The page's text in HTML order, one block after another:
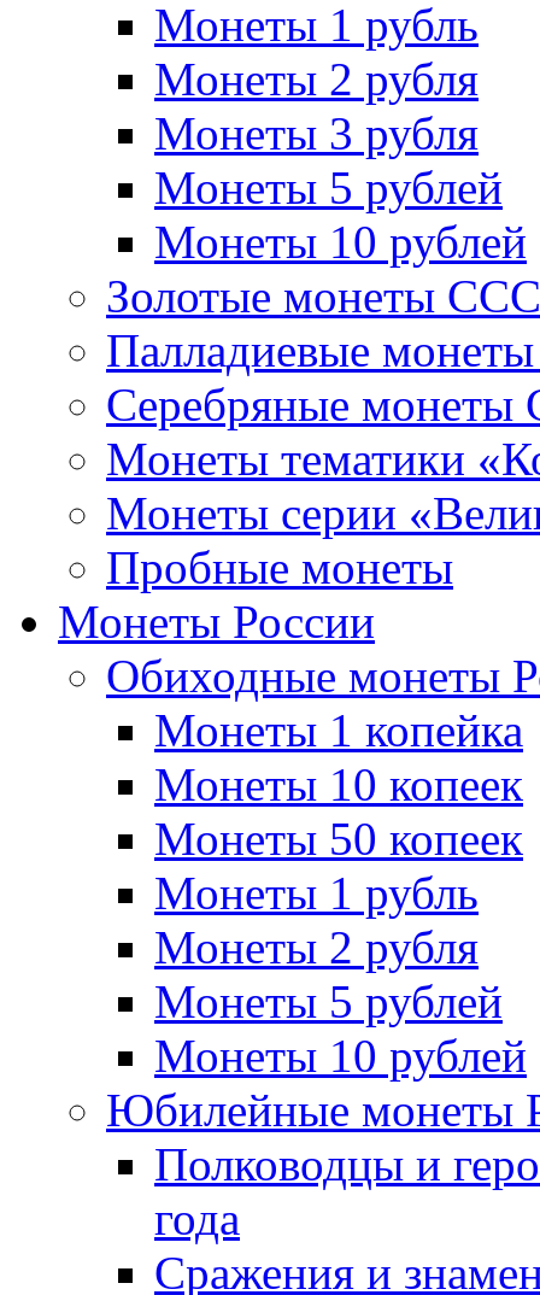
Монеты 1 рубль
Монеты 2 рубля
Монеты 3 рубля
Монеты 5 рублей
Монеты 10 рублей
Золотые монеты
Палладиевые
Серебряные монеты
Монеты тематики
Монеты серии
Пробные монеты
Монеты России
Обиходные монеты
Монеты 1 копейка
Монеты 10 копеек
Монеты 50 копеек
Монеты 1 рубль
Монеты 2 рубля
Монеты 5 рублей
Монеты 10 рублей
Юбилейные монеты
Полководцы и
года
Сражения и